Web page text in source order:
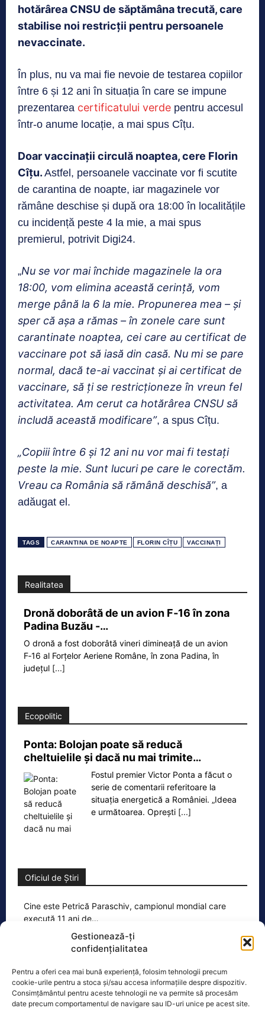
Gestionează-ți
confidențialitatea
Pentru a oferi cea mai bună experiență, folosim tehnologii precum
cookie-urile pentru a stoca și/sau accesa informațiile despre dispozitiv.
Consimțământul pentru aceste tehnologii ne va permite să procesăm
date precum comportamentul de navigare sau ID-uri unice pe acest site.
hotărârea CNSU de săptămâna trecută, care
stabilise noi restricții pentru persoanele
nevaccinate.
În plus, nu va mai fie nevoie de testarea copiilor
între 6 și 12 ani în situația în care se impune
prezentarea certificatului verde pentru accesul
într-o anume locație, a mai spus Cîțu.
Doar vaccinații circulă noaptea, cere Florin
Cîțu. Astfel, persoanele vaccinate vor fi scutite
de carantina de noapte, iar magazinele vor
rămâne deschise și după ora 18:00 în localitățile
cu incidență peste 4 la mie, a mai spus
premierul, potrivit Digi24.
„Nu se vor mai închide magazinele la ora
18:00, vom elimina această cerință, vom
merge până la 6 la mie. Propunerea mea – și
sper că așa a rămas – în zonele care sunt
carantinate noaptea, cei care au certificat de
vaccinare pot să iasă din casă. Nu mi se pare
normal, dacă te-ai vaccinat și ai certificat de
vaccinare, să ți se restricționeze în vreun fel
activitatea. Am cerut ca hotărârea CNSU să
includă această modificare”, a spus Cîțu.
„Copiii între 6 și 12 ani nu vor mai fi testați
peste la mie. Sunt lucuri pe care le corectăm.
Vreau ca România să rămână deschisă”, a
adăugat el.
TAGS CARANTINA DE NOAPTE FLORIN CÎȚU VACCINAȚI
Realitatea
Dronă doborâtă de un avion F‑16 în zona
Padina Buzău -…
O dronă a fost doborâtă vineri dimineață de un avion
F‑16 al Forțelor Aeriene Române, în zona Padina, în
județul [...]
Ecopolitic
Ponta: Bolojan poate să reducă
cheltuielile şi dacă nu mai trimite…
Fostul premier Victor Ponta a făcut o
serie de comentarii referitoare la
situația energetică a României. „Ideea
e următoarea. Oprești [...]
Oficiul de Știri
Cine este Petrică Paraschiv, campionul mondial care
execută 11 ani de…
Petrică Paraschiv, primul român care a
cucerit un titlu mondial la box
atenției după[...]